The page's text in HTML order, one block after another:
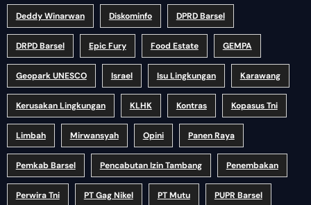
Deddy Winarwan Diskominfo DPRD Barsel
DRPD Barsel Epic Fury Food Estate GEMPA
Geopark UNESCO Israel Isu Lingkungan Karawang
Kerusakan Lingkungan KLHK Kontras Kopasus Tni
Limbah Mirwansyah Opini Panen Raya
Pemkab Barsel Pencabutan Izin Tambang Penembakan
Perwira Tni PT Gag Nikel PT Mutu PUPR Barsel